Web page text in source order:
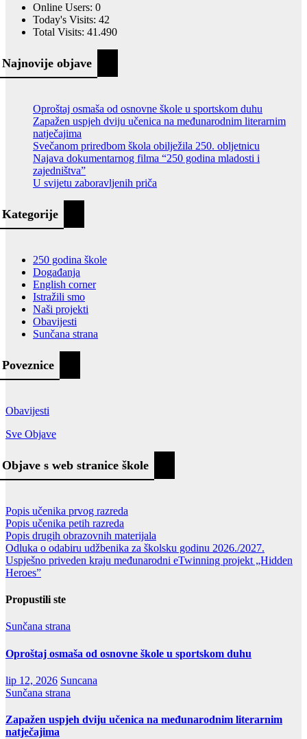
Online Users: 0
Today's Visits: 42
Total Visits: 41.490
Najnovije objave
Oproštaj osmaša od osnovne škole u sportskom duhu
Zapažen uspjeh dviju učenica na međunarodnim literarnim
natječajima
Svečanom priredbom škola obilježila 250. obljetnicu
Najava dokumentarnog filma “250 godina mladosti i
zajedništva”
U svijetu zaboravljenih priča
Kategorije
250 godina škole
Događanja
English corner
Istražili smo
Naši projekti
Obavijesti
Sunčana strana
Poveznice
Obavijesti
Sve Objave
Objave s web stranice škole
Popis učenika prvog razreda
Popis učenika petih razreda
Popis drugih obrazovnih materijala
Odluka o odabiru udžbenika za školsku godinu 2026./2027.
Uspješno priveden kraju međunarodni eTwinning projekt „Hidden
Heroes”
Propustili ste
Sunčana strana
Oproštaj osmaša od osnovne škole u sportskom duhu
lip 12, 2026 Suncana
Sunčana strana
Zapažen uspjeh dviju učenica na međunarodnim literarnim
natječajima